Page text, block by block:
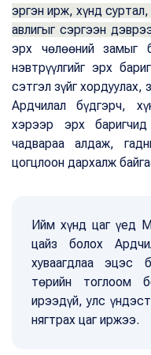
эргэн ирж, хүнд
авлигыг сэргээн
эрх чөлөөний замыг
нэвтрүүлгийг эрх
сэтгэл зүйг хордуулах,
Ардчилал бүдгэрч,
хэрээр эрх
чадвараа алдаж,
цогцлоон дархалж
Ийм хүнд цаг үед
цайз болох
хуваагдлаа эцэс
төрийн тоглоом
ирээдүй, улс
нягтрах цаг иржээ.